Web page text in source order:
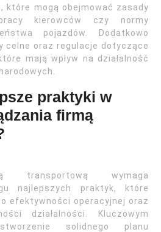
które mogą obejmować zasady
kierowców czy normy
pojazdów. Dodatkowo
celne oraz regulacje dotyczące
mają wpływ na działalność
praktyki w
firmą
transportową wymaga
najlepszych praktyk, które
efektywności operacyjnej oraz
działalności. Kluczowym
solidnego planu